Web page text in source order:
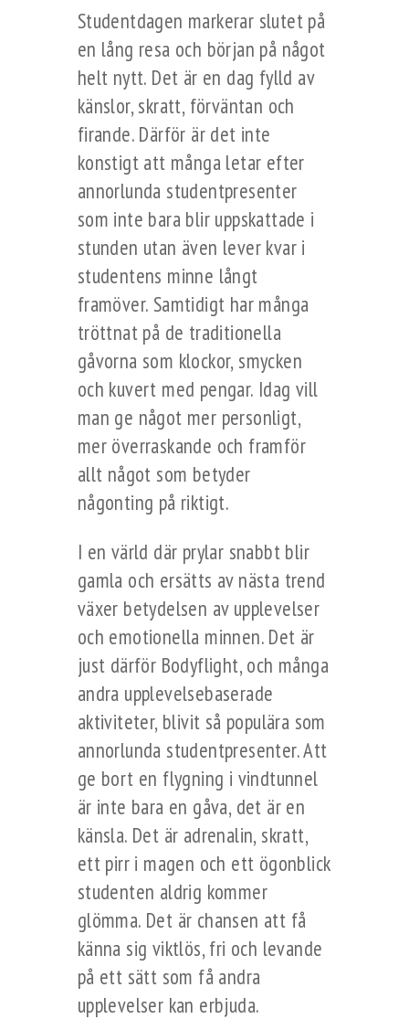
Studentdagen markerar slutet på
en lång resa och början på något
helt nytt. Det är en dag fylld av
känslor, skratt, förväntan och
firande. Därför är det inte
konstigt att många letar efter
annorlunda studentpresenter
som inte bara blir uppskattade i
stunden utan även lever kvar i
studentens minne långt
framöver. Samtidigt har många
tröttnat på de traditionella
gåvorna som klockor, smycken
och kuvert med pengar. Idag vill
man ge något mer personligt,
mer överraskande och framför
allt något som betyder
någonting på riktigt.
I en värld där prylar snabbt blir
gamla och ersätts av nästa trend
växer betydelsen av upplevelser
och emotionella minnen. Det är
just därför Bodyflight, och många
andra upplevelsebaserade
aktiviteter, blivit så populära som
annorlunda studentpresenter. Att
ge bort en flygning i vindtunnel
är inte bara en gåva, det är en
känsla. Det är adrenalin, skratt,
ett pirr i magen och ett ögonblick
studenten aldrig kommer
glömma. Det är chansen att få
känna sig viktlös, fri och levande
på ett sätt som få andra
upplevelser kan erbjuda.